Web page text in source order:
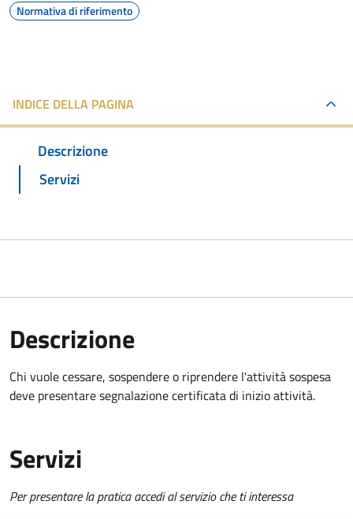
Normativa di riferimento
INDICE DELLA PAGINA
Descrizione
Servizi
Descrizione
Chi vuole cessare, sospendere o riprendere l'attività sospesa
deve presentare segnalazione certificata di inizio attività.
Servizi
Per presentare la pratica accedi al servizio che ti interessa